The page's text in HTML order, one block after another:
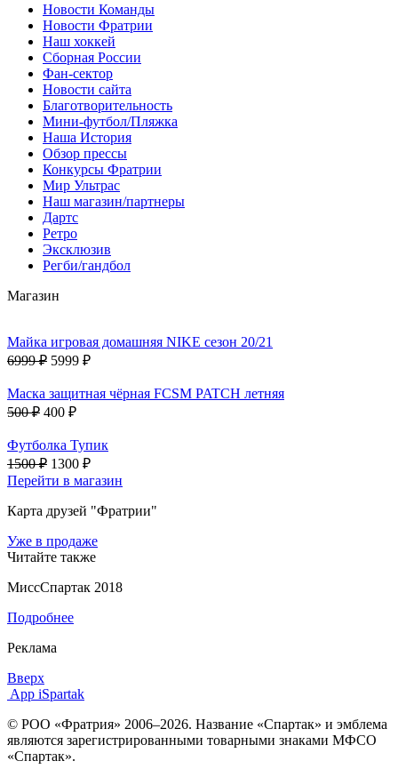
Новости Команды
Новости Фратрии
Наш хоккей
Сборная России
Фан-cектор
Новости сайта
Благотворительность
Мини-футбол/Пляжка
Наша История
Обзор прессы
Конкурсы Фратрии
Мир Ультрас
Наш магазин/партнеры
Дартс
Ретро
Эксклюзив
Регби/гандбол
Магазин
Майка игровая домашняя NIKE сезон 20/21
6999 ₽ 5999 ₽
Маска защитная чёрная FCSM PATCH летняя
500 ₽ 400 ₽
Футболка Тупик
1500 ₽ 1300 ₽
Перейти в магазин
Карта друзей "Фратрии"
Уже в продаже
Читайте также
МиссСпартак 2018
Подробнее
Реклама
Вверх
App iSpartak
© РОО «Фратрия» 2006–2026. Название «Спартак» и эмблема
являются зарегистрированными товарными знаками МФСО
«Спартак».